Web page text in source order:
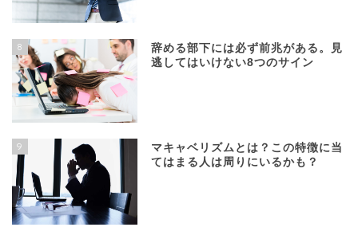
8
辞める部下には必ず前兆がある。見
逃してはいけない8つのサイン
9
マキャベリズムとは？この特徴に当
てはまる人は周りにいるかも？